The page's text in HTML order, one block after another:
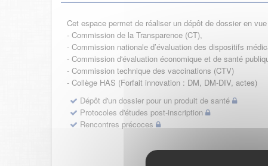
Cet espace permet de réaliser un dépôt de dossier en
- Commission de la Transparence (CT),
- Commission nationale d’évaluation des dispositifs
- Commission d'évaluation économique et de santé
- Commission technique des vaccinations (CTV)
- Collège HAS (Forfait innovation : DM, DM-DIV, actes)
Dépôt d'un dossier pour un produit de santé
Protocoles d'études post-inscription
Rencontres précoces